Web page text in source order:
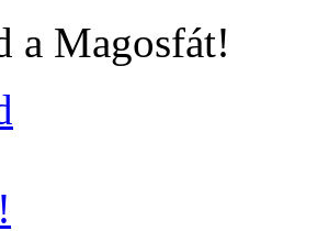
a Magosfát!